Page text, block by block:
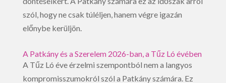
szól, hogy ne csak túléljen, hanem végre igazán
előnybe kerüljön.
A Patkány és a Szerelem 2026-ban, a Tűz Ló évében
A Tűz Ló éve érzelmi szempontból nem a langyos
kompromisszumokról szól a Patkány számára. Ez